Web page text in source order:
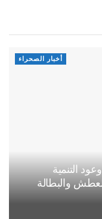
أخبار الصحراء
التنمية
والبطالة